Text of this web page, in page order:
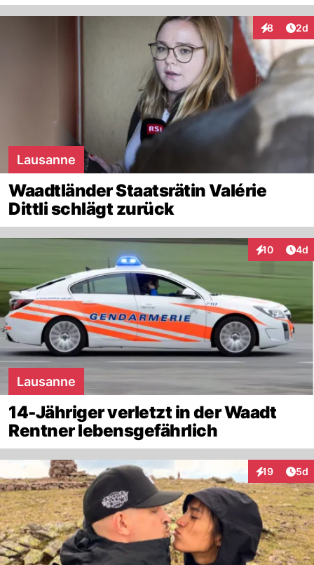
8 2d
Lausanne
Waadtländer Staatsrätin Valérie
Dittli schlägt zurück
10
Interaktionen
4d
Lausanne
14-Jähriger verletzt in der Waadt
Rentner lebensgefährlich
19
Interaktionen
5d